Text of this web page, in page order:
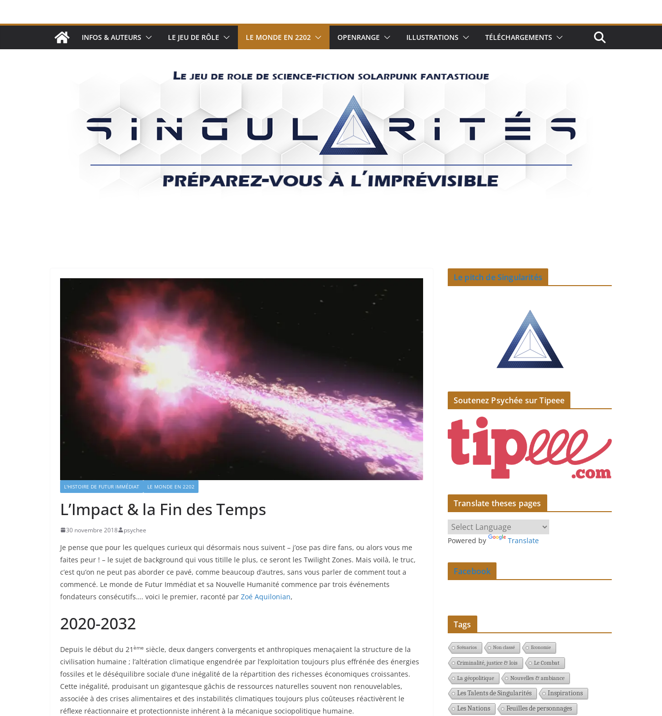
INFOS & AUTEURS LE JEU DE RÔLE LE MONDE EN 2202 OPENRANGE ILLUSTRATIONS TÉLÉCHARGEMENTS
L'HISTOIRE DE FUTUR IMMÉDIAT LE MONDE EN 2202
L’Impact & la Fin des Temps
30 novembre 2018 psychee
Je pense que pour les quelques curieux qui désormais nous suivent – j’ose pas dire fans, ou alors vous me
faites peur ! – le sujet de background qui vous titille le plus, ce seront les Twilight Zones. Mais voilà, le truc,
c’est qu’on ne peut pas aborder ce pavé, comme beaucoup d’autres, sans vous parler de comment tout a
commencé. Le monde de Futur Immédiat et sa Nouvelle Humanité commence par trois événements
fondateurs consécutifs…. voici le premier, raconté par Zoé Aquilonian,
2020-2032
Depuis le début du 21 ème siècle, deux dangers convergents et anthropiques menaçaient la structure de la
civilisation humaine ; l’altération climatique engendrée par l’exploitation toujours plus effrénée des énergies
fossiles et le déséquilibre sociale d’une inégalité de la répartition des richesses économiques croissantes.
Cette inégalité, produisant un gigantesque gâchis de ressources naturelles souvent non renouvelables,
associée à des crises alimentaires et des instabilités climatiques toujours plus coûteuses réactivèrent le
réflexe réactionnaire et protectionniste inhérent à la mécanique sociopolitique humaine.
Le pitch de Singularités
Soutenez Psychée sur Tipeee
Translate theses pages
Powered by Translate
Facebook
Tags
Scénarios Non classé Economie
Criminalité, justice & lois Le Combat
La géopolitique Nouvelles & ambiance
Les Talents de Singularités
Inspirations
Les Nations
Feuilles de personnages